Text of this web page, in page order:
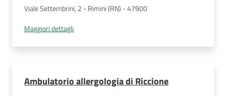
Viale Settembrini, 2 - Rimini (RN) - 47900
Maggiori dettagli
Ambulatorio allergologia di Riccione